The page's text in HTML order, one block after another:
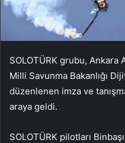
SOLOTÜRK grubu, Ankara
Milli Savunma Bakanlığı
düzenlenen imza ve
araya geldi.
SOLOTÜRK pilotları